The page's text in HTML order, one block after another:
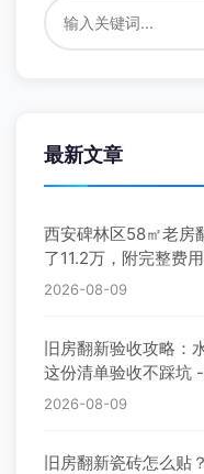
最新文章
西安碑林区58㎡老房
了11.2万，附完整费
2026-08-09
旧房翻新验收攻略：
这份清单验收不踩坑
2026-08-09
旧房翻新瓷砖怎么贴